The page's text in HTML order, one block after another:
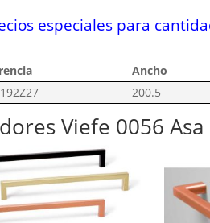
especiales para
Ancho
200.5
Viefe 0056